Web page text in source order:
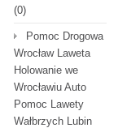
(0)
Pomoc Drogowa
Wrocław Laweta
Holowanie we
Wrocławiu Auto
Pomoc Lawety
Wałbrzych Lubin